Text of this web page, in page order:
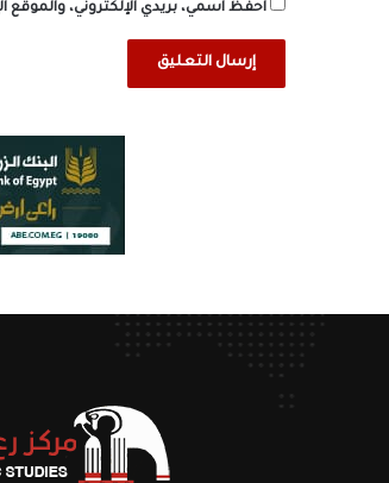
احفظ اسمي، بريدي الإلكتروني، والموقع